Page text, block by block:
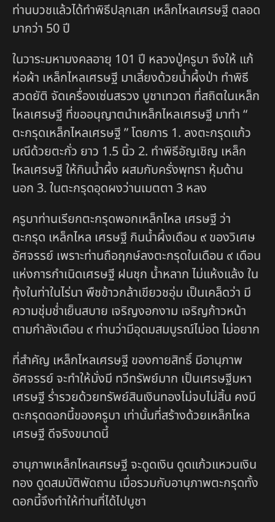
ท่านบวชแล้วได้ทำพิธีปลุกเสก เหล็กไหลเศรษฐี ตลอด
มากว่า 50 ปี
ในวาระมหามงคลอายุ 101 ปี หลวงปู่ครูบา จึงให้ แก้
ห่อผ้า เหล็กไหลเศรษฐี มาเลี้ยงด้วยน้ำผึ้งป่า ทำพิธี
สวดยัติ จัดเครื่องเซ่นสรวง บูชาเทวดา ที่สถิตในเหล็ก
ไหลเศรษฐี ที่ขออนุญาตนำเหล็กไหลเศรษฐี มาทำ “
ตะกรุดเหล็กไหลเศรษฐี ” โดยการ 1. ลงตะกรุดแก้ว
มณีด้วยตะกั่ว ยาว 1.5 นิ้ว 2. ทำพิธีอัญเชิญ เหล็ก
ไหลเศรษฐี ให้กินน้ำผึ้ง ผสมกับครั่งพุทรา หุ้มด้าน
นอก 3. ในตะกรุดอุดผงว่านเมตตา 3 หลง
ครูบาท่านเรียกตะกรุดพอกเหล็กไหล เศรษฐี ว่า
ตะกรุด เหล็กไหล เศรษฐี กินน้ำผึ้งเดือน ๙ ของวิเศษ
อัศจรรย์ เพราะท่านถือฤกษ์ลงตะกรุดในเดือน ๙ เดือน
แห่งการกำเนิดเศรษฐี ฝนชุก น้ำหลาก ไม่แห้งแล้ง ใน
ทุ้งในท่าในไร่นา พืชข้าวกล้าเขียวชอุ่ม เป็นเคล็ดว่า มี
ความชุ่มช่ำเย็นสบาย เจริญงอกงาม เจริญก้าวหน้า
ตามกำลังเดือน ๙ ท่านว่ามีอุดมสมบูรณ์ไม่อด ไม่อยาก
ที่สำคัญ เหล็กไหลเศรษฐี ของกายสิทธิ์ มีอานุภาพ
อัศจรรย์ จะทำให้มั่งมี ทวีทรัพย์มาก เป็นเศรษฐีมหา
เศรษฐี ร่ำรวยด้วยทรัพย์สินเงินทองไม่จบไม่สิ้น คงมี
ตะกรุดดอกนี้ของครูบา เท่านั้นที่สร้างด้วยเหล็กไหล
เศรษฐี ดีจริงขนาดนี้
อานุภาพเหล็กไหลเศรษฐี จะดูดเงิน ดูดแก้วแหวนเงิน
ทอง ดูดสมบัติพัดถาน เมื่อรวมกับอานุภาพตะกรุดทั้ง
ดอกนี้จึงทำให้ท่านที่ได้ไปบูชา